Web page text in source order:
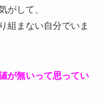
がして、
組まない自分でいま
が無いって思ってい